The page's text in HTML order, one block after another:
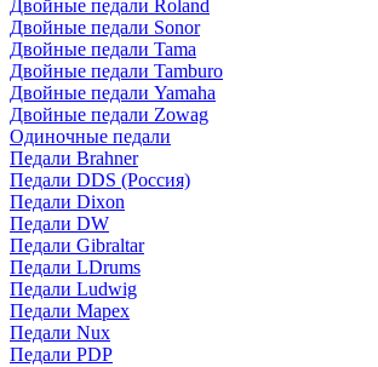
Двойные педали Roland
Двойные педали Sonor
Двойные педали Tama
Двойные педали Tamburo
Двойные педали Yamaha
Двойные педали Zowag
Одиночные педали
Педали Brahner
Педали DDS (Россия)
Педали Dixon
Педали DW
Педали Gibraltar
Педали LDrums
Педали Ludwig
Педали Mapex
Педали Nux
Педали PDP